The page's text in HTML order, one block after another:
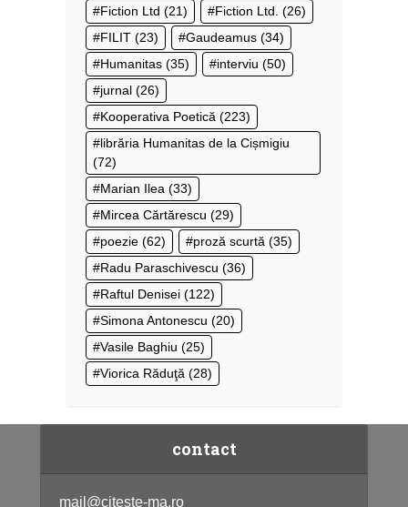
Fiction Ltd (21) Fiction Ltd. (26)
FILIT (23) Gaudeamus (34)
Humanitas (35) interviu (50)
jurnal (26)
Kooperativa Poetică (223)
librăria Humanitas de la Cișmigiu
(72)
Marian Ilea (33)
Mircea Cărtărescu (29)
poezie (62) proză scurtă (35)
Radu Paraschivescu (36)
Raftul Denisei (122)
Simona Antonescu (20)
Vasile Baghiu (25)
Viorica Răduţă (28)
contact
mail@citeste-ma.ro